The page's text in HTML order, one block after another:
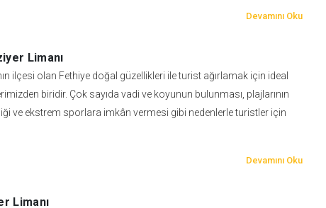
Devamını Oku
Limanı
ilçesi olan Fethiye doğal güzellikleri ile turist ağırlamak için ideal
biridir. Çok sayıda vadi ve koyunun bulunması, plajlarının
ve ekstrem sporlara imkân vermesi gibi nedenlerle turistler için
Devamını Oku
Limanı